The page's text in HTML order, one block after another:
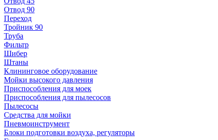
Отвод 90
Переход
Тройник 90
Труба
Фильтр
Шибер
Штаны
Клининговое оборудование
Мойки высокого давления
Приспособления для моек
Приспособления для пылесосов
Пылесосы
Средства для мойки
Пневмоинструмент
Блоки подготовки воздуха, регуляторы